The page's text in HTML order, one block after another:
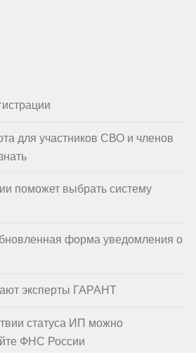
для участников СВО и членов
поможет выбрать систему
форма уведомления о
эксперты ГАРАНТ
статуса ИП можно
ФНС России